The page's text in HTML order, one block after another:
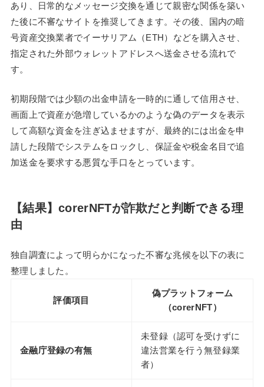
あり、日常的なメッセージ交換を通じて親密な関係を築い
た後に不審なサイトを推奨してきます。その後、国内の暗
号資産交換業者でイーサリアム（ETH）などを購入させ、
指定された外部ウォレットアドレスへ送金させる流れで
す。
初期段階では少額の出金申請を一時的に通して信用させ、
画面上で資産が急増しているかのような偽のデータを表示
して高額な資金を注ぎ込ませますが、最終的には出金を申
請した段階でシステムをロックし、保証金や税金名目で追
加送金を要求する悪質な手口をとっています。
【結果】corerNFTが詐欺だと判断できる理
由
独自調査によって明らかになった不審な兆候を以下の表に
整理しました。
評価項目
偽プラットフォーム
（corerNFT）
金融庁登録の有無
未登録（認可を受けずに
違法営業を行う無登録業
者）